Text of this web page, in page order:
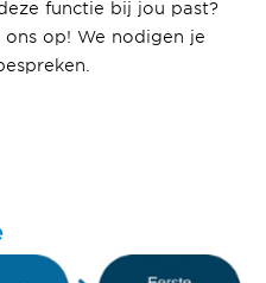
functie bij jou past?
op! We nodigen je